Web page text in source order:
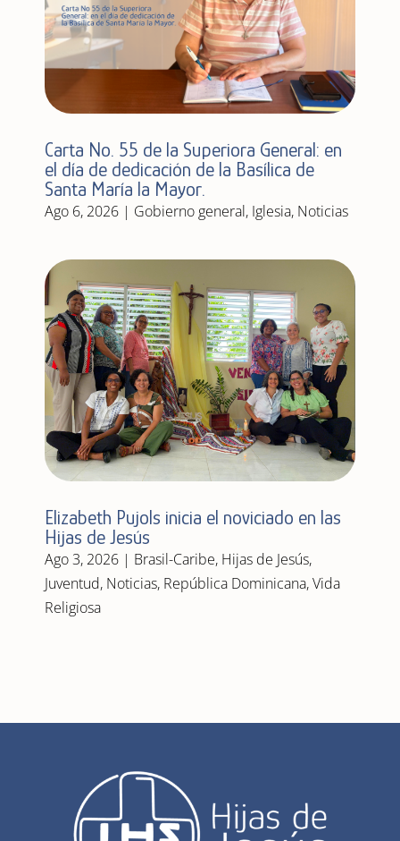
Carta No. 55 de la Superiora General: en
el día de dedicación de la Basílica de
Santa María la Mayor.
Ago 6, 2026| Gobierno general, Iglesia, Noticias
Elizabeth Pujols inicia el noviciado en las
Hijas de Jesús
Ago 3, 2026| Brasil-Caribe, Hijas de Jesús,
Juventud, Noticias, República Dominicana,Vida
Religiosa